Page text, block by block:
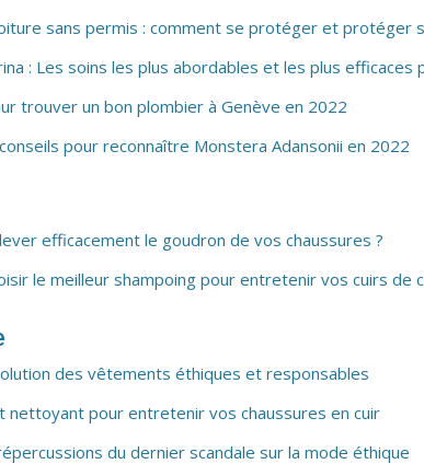
sans permis : comment se protéger et protéger
: Les soins les plus abordables et les plus efficaces
trouver un bon plombier à Genève en 2022
pour reconnaître Monstera Adansonii en 2022
efficacement le goudron de vos chaussures ?
le meilleur shampoing pour entretenir vos cuirs de
des vêtements éthiques et responsables
nettoyant pour entretenir vos chaussures en cuir
du dernier scandale sur la mode éthique